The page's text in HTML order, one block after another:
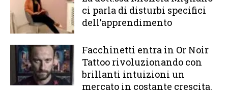
ci parla di disturbi specifici
dell’apprendimento
Facchinetti entra in Or Noir
Tattoo rivoluzionando con
brillanti intuizioni un
mercato in costante crescita.